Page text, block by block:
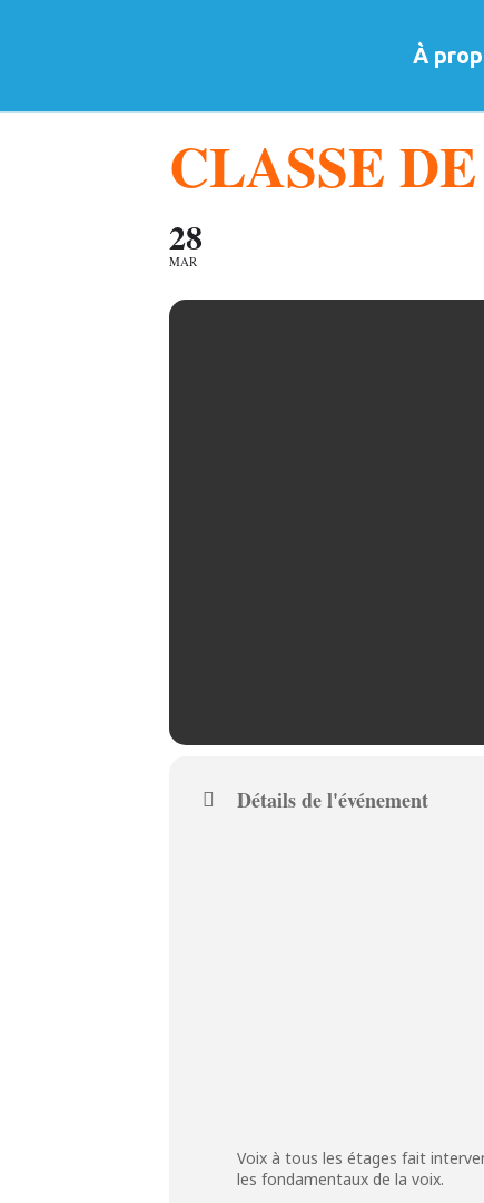
À
CLASSE
28
MAR
Détails de l'événement
Voix à tous les étages fait
les fondamentaux de la voix.